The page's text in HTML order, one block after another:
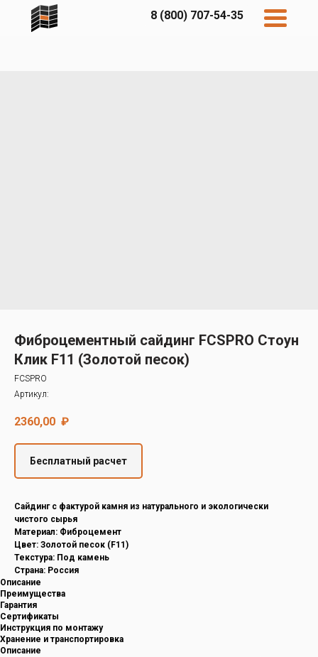
8 (800) 707-54-35
Cedral
Фиброцементный сайдинг FCSPRO Стоун
Клик F11 (Золотой песок)
FCSPRO
Артикул:
2360,00 ₽
Бесплатный расчет
Cайдинг с фактурой камня из натурального и экологически
чистого сырья
Материал: Фиброцемент
Цвет: Золотой песок (F11)
Текстура: Под камень
Страна: Россия
Описание
Преимущества
Гарантия
Сертификаты
Инструкция по монтажу
Хранение и транспортировка
Описание